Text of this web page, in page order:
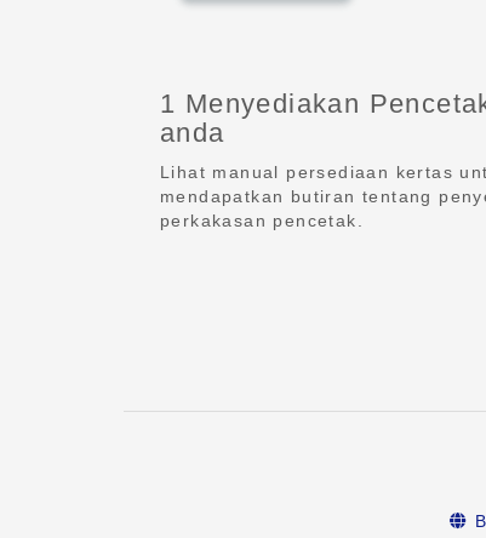
1 Menyediakan
anda
Lihat manual persediaan kertas
mendapatkan butiran tentang
perkakasan pencetak.